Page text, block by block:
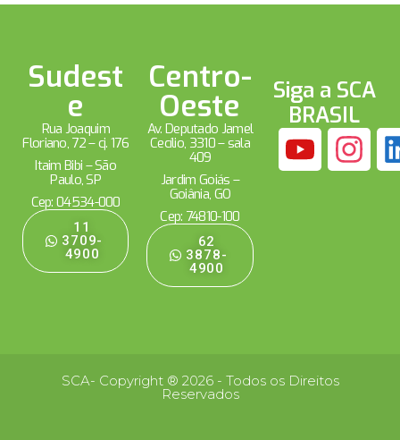
Sudest
e
Rua Joaquim
Floriano, 72 – cj. 176
Itaim Bibi – São
Paulo, SP
Cep: 04534-000
11
3709-
4900
Centro-
Oeste
Av. Deputado Jamel
Cecílio, 3310 – sala
409
Jardim Goiás –
Goiânia, GO
Cep: 74810-100
62
3878-
4900
Siga a SCA
BRASIL
SCA- Copyright ® 2026 - Todos os Direitos
Reservados